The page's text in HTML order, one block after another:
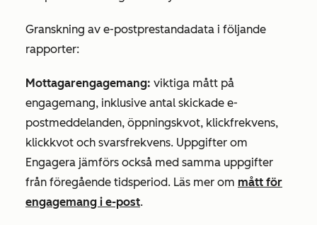
Granskning av e-postprestandadata i följande
rapporter:
Mottagarengagemang: viktiga mått på
engagemang, inklusive antal skickade e-
postmeddelanden, öppningskvot, klickfrekvens,
klickkvot och svarsfrekvens. Uppgifter om
Engagera jämförs också med samma uppgifter
från föregående tidsperiod. Läs mer om mått för
engagemang i e-post.